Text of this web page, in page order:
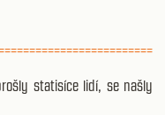
statisíce lidí, se našly